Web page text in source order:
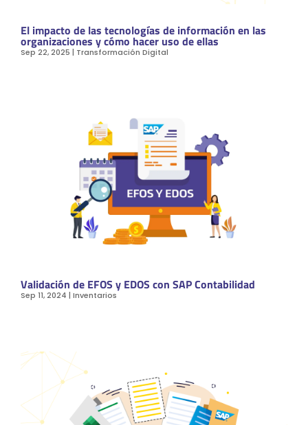
El impacto de las tecnologías de información en las
organizaciones y cómo hacer uso de ellas
Sep 22, 2025 | Transformación Digital
Validación de EFOS y EDOS con SAP Contabilidad
Sep 11, 2024 |Inventarios